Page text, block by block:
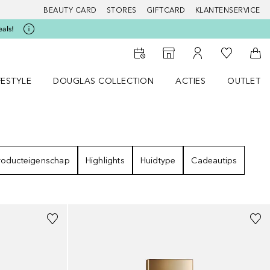
BEAUTY CARD STORES GIFTCARD KLANTENSERVICE
Naar StorefinderNaar Mijn Account
Naar Mijn
DOUGLAS COLLECTION
ACTIES
OUTLET
Highlights Huidtype Cadeautips